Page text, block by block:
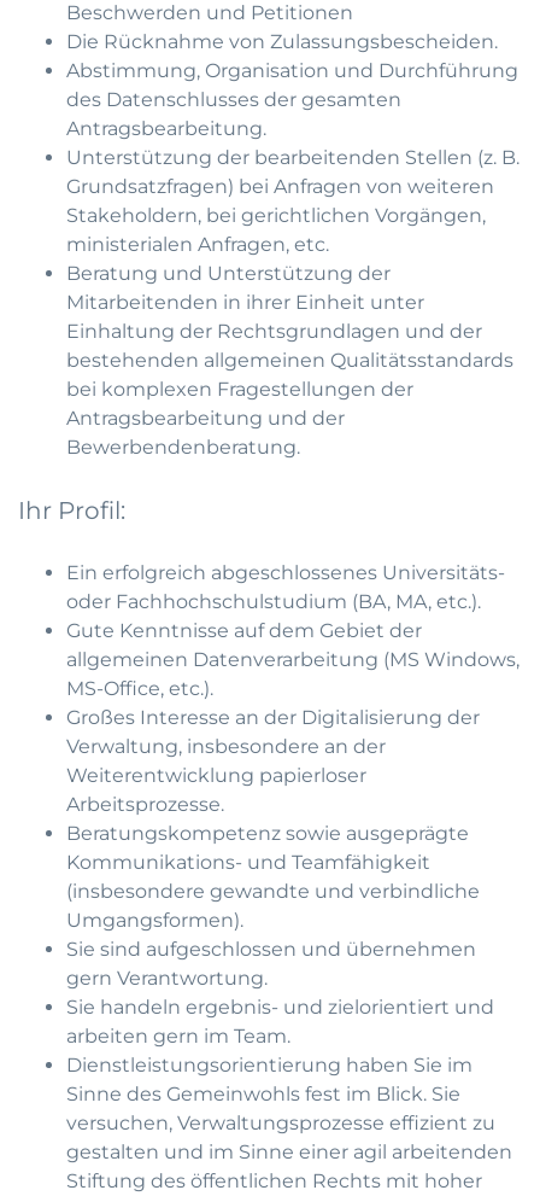
Beschwerden und Petitionen
Die Rücknahme von Zulassungsbescheiden.
Abstimmung, Organisation und Durchführung
des Datenschlusses der gesamten
Antragsbearbeitung.
Unterstützung der bearbeitenden Stellen (z. B.
Grundsatzfragen) bei Anfragen von weiteren
Stakeholdern, bei gerichtlichen Vorgängen,
ministerialen Anfragen, etc.
Beratung und Unterstützung der
Mitarbeitenden in ihrer Einheit unter
Einhaltung der Rechtsgrundlagen und der
bestehenden allgemeinen Qualitätsstandards
bei komplexen Fragestellungen der
Antragsbearbeitung und der
Bewerbendenberatung.
Ihr Profil:
Ein erfolgreich abgeschlossenes Universitäts-
oder Fachhochschulstudium (BA, MA, etc.).
Gute Kenntnisse auf dem Gebiet der
allgemeinen Datenverarbeitung (MS Windows,
MS-Office, etc.).
Großes Interesse an der Digitalisierung der
Verwaltung, insbesondere an der
Weiterentwicklung papierloser
Arbeitsprozesse.
Beratungskompetenz sowie ausgeprägte
Kommunikations- und Teamfähigkeit
(insbesondere gewandte und verbindliche
Umgangsformen).
Sie sind aufgeschlossen und übernehmen
gern Verantwortung.
Sie handeln ergebnis- und zielorientiert und
arbeiten gern im Team.
Dienstleistungsorientierung haben Sie im
Sinne des Gemeinwohls fest im Blick. Sie
versuchen, Verwaltungsprozesse effizient zu
gestalten und im Sinne einer agil arbeitenden
Stiftung des öffentlichen Rechts mit hoher